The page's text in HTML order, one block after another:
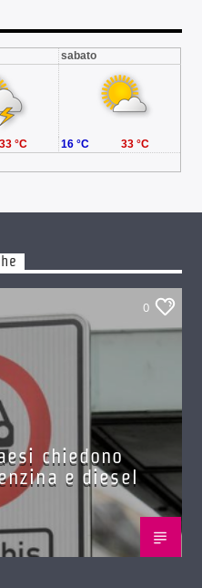
sabato
33 °C 16 °C 33 °C
0
chiedono
e diesel